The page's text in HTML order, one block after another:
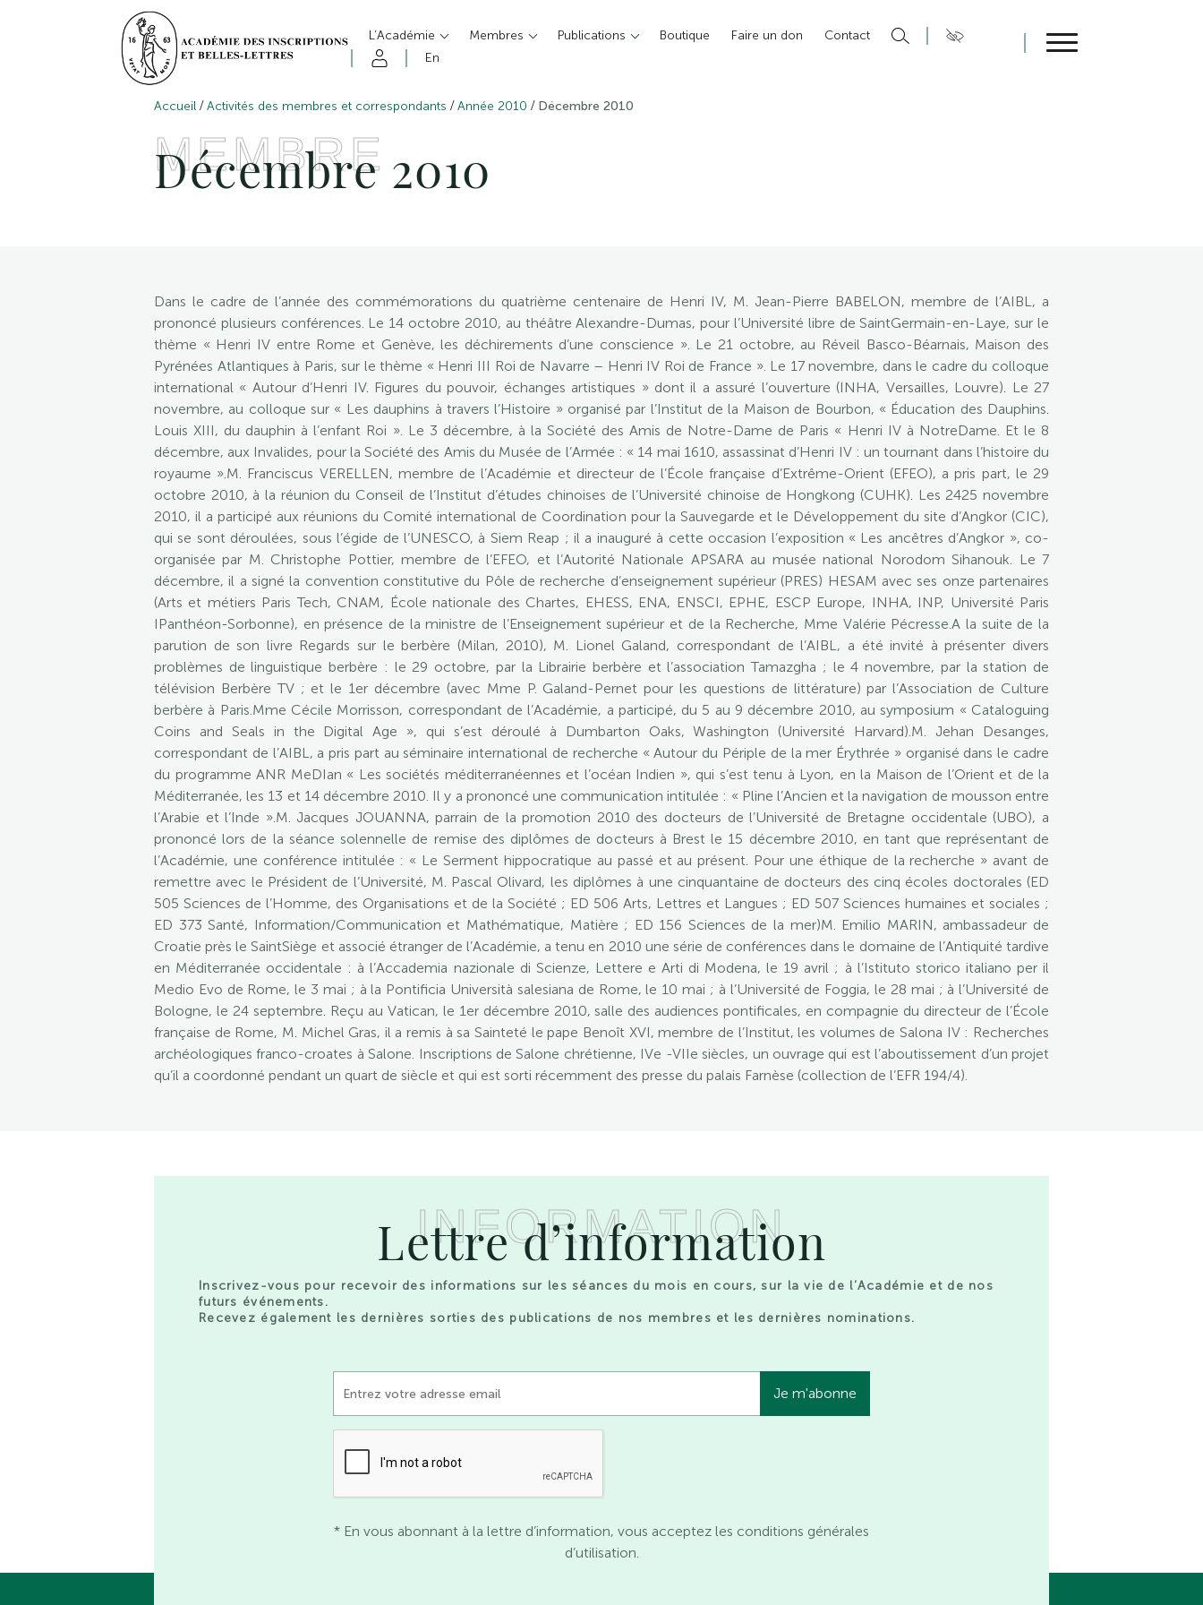
L’Académie Membres Publications Boutique Faire un don
Contact
En
Accueil /Activités des membres et correspondants /Année 2010 / Décembre 2010
MEMBRE
Décembre 2010
Dans le cadre de l’année des commémorations du quatrième centenaire de Henri IV, M. Jean-Pierre BABELON, membre de l’AIBL, a
prononcé plusieurs conférences. Le 14 octobre 2010, au théâtre Alexandre-Dumas, pour l’Université libre de SaintGermain-en-Laye, sur le
thème « Henri IV entre Rome et Genève, les déchirements d’une conscience ». Le 21 octobre, au Réveil Basco-Béarnais, Maison des
Pyrénées Atlantiques à Paris, sur le thème « Henri III Roi de Navarre – Henri IV Roi de France ». Le 17 novembre, dans le cadre du colloque
international « Autour d’Henri IV. Figures du pouvoir, échanges artistiques » dont il a assuré l’ouverture (INHA, Versailles, Louvre). Le 27
novembre, au colloque sur « Les dauphins à travers l’Histoire » organisé par l’Institut de la Maison de Bourbon, « Éducation des Dauphins.
Louis XIII, du dauphin à l’enfant Roi ». Le 3 décembre, à la Société des Amis de Notre-Dame de Paris « Henri IV à NotreDame. Et le 8
décembre, aux Invalides, pour la Société des Amis du Musée de l’Armée : « 14 mai 1610, assassinat d’Henri IV : un tournant dans l’histoire du
royaume ».M. Franciscus VERELLEN, membre de l’Académie et directeur de l’École française d’Extrême-Orient (EFEO), a pris part, le 29
octobre 2010, à la réunion du Conseil de l’Institut d’études chinoises de l’Université chinoise de Hongkong (CUHK). Les 2425 novembre
2010, il a participé aux réunions du Comité international de Coordination pour la Sauvegarde et le Développement du site d’Angkor (CIC),
qui se sont déroulées, sous l’égide de l’UNESCO, à Siem Reap ; il a inauguré à cette occasion l’exposition « Les ancêtres d’Angkor », co-
organisée par M. Christophe Pottier, membre de l’EFEO, et l’Autorité Nationale APSARA au musée national Norodom Sihanouk. Le 7
décembre, il a signé la convention constitutive du Pôle de recherche d’enseignement supérieur (PRES) HESAM avec ses onze partenaires
(Arts et métiers Paris Tech, CNAM, École nationale des Chartes, EHESS, ENA, ENSCI, EPHE, ESCP Europe, INHA, INP, Université Paris
IPanthéon-Sorbonne), en présence de la ministre de l’Enseignement supérieur et de la Recherche, Mme Valérie Pécresse.A la suite de la
parution de son livre Regards sur le berbère (Milan, 2010), M. Lionel Galand, correspondant de l’AIBL, a été invité à présenter divers
problèmes de linguistique berbère : le 29 octobre, par la Librairie berbère et l’association Tamazgha ; le 4 novembre, par la station de
télévision Berbère TV ; et le 1er décembre (avec Mme P. Galand-Pernet pour les questions de littérature) par l’Association de Culture
berbère à Paris.Mme Cécile Morrisson, correspondant de l’Académie, a participé, du 5 au 9 décembre 2010, au symposium « Cataloguing
Coins and Seals in the Digital Age », qui s’est déroulé à Dumbarton Oaks, Washington (Université Harvard).M. Jehan Desanges,
correspondant de l’AIBL, a pris part au séminaire international de recherche « Autour du Périple de la mer Érythrée » organisé dans le cadre
du programme ANR MeDIan « Les sociétés méditerranéennes et l’océan Indien », qui s’est tenu à Lyon, en la Maison de l’Orient et de la
Méditerranée, les 13 et 14 décembre 2010. Il y a prononcé une communication intitulée : « Pline l’Ancien et la navigation de mousson entre
l’Arabie et l’Inde ».M. Jacques JOUANNA, parrain de la promotion 2010 des docteurs de l’Université de Bretagne occidentale (UBO), a
prononcé lors de la séance solennelle de remise des diplômes de docteurs à Brest le 15 décembre 2010, en tant que représentant de
l’Académie, une conférence intitulée : « Le Serment hippocratique au passé et au présent. Pour une éthique de la recherche » avant de
remettre avec le Président de l’Université, M. Pascal Olivard, les diplômes à une cinquantaine de docteurs des cinq écoles doctorales (ED
505 Sciences de l’Homme, des Organisations et de la Société ; ED 506 Arts, Lettres et Langues ; ED 507 Sciences humaines et sociales ;
ED 373 Santé, Information/Communication et Mathématique, Matière ; ED 156 Sciences de la mer)M. Emilio MARIN, ambassadeur de
Croatie près le SaintSiège et associé étranger de l’Académie, a tenu en 2010 une série de conférences dans le domaine de l’Antiquité tardive
en Méditerranée occidentale : à l’Accademia nazionale di Scienze, Lettere e Arti di Modena, le 19 avril ; à l’Istituto storico italiano per il
Medio Evo de Rome, le 3 mai ; à la Pontificia Università salesiana de Rome, le 10 mai ; à l’Université de Foggia, le 28 mai ; à l’Université de
Bologne, le 24 septembre. Reçu au Vatican, le 1er décembre 2010, salle des audiences pontificales, en compagnie du directeur de l’École
française de Rome, M. Michel Gras, il a remis à sa Sainteté le pape Benoît XVI, membre de l’Institut, les volumes de Salona IV : Recherches
archéologiques franco-croates à Salone. Inscriptions de Salone chrétienne, IVe -VIIe siècles, un ouvrage qui est l’aboutissement d’un projet
qu’il a coordonné pendant un quart de siècle et qui est sorti récemment des presse du palais Farnèse (collection de l’EFR 194/4).
INFORMATION
Lettre d’information
Inscrivez-vous pour recevoir des informations sur les séances du mois en cours, sur la vie de l’Académie et de nos
futurs événements.
Recevez également les dernières sorties des publications de nos membres et les dernières nominations.
* En vous abonnant à la lettre d’information, vous acceptez les conditions générales
d’utilisation.